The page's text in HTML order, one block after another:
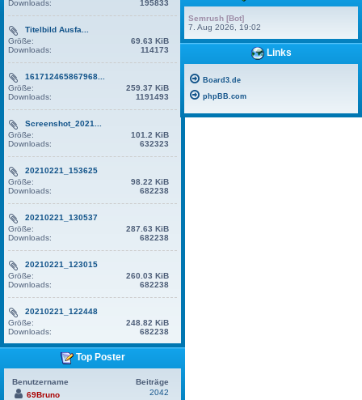
Downloads:
195833
Titelbild Ausfa...
Größe:
69.63 KiB
Downloads:
114173
161712465867968...
Größe:
259.37 KiB
Downloads:
1191493
Screenshot_2021...
Größe:
101.2 KiB
Downloads:
632323
20210221_153625
Größe:
98.22 KiB
Downloads:
682238
20210221_130537
Größe:
287.63 KiB
Downloads:
682238
20210221_123015
Größe:
260.03 KiB
Downloads:
682238
20210221_122448
Größe:
248.82 KiB
Downloads:
682238
Top Poster
Benutzername
Beiträge
69Bruno
2042
Semrush [Bot]
7. Aug 2026, 19:02
Links
Board3.de
phpBB.com